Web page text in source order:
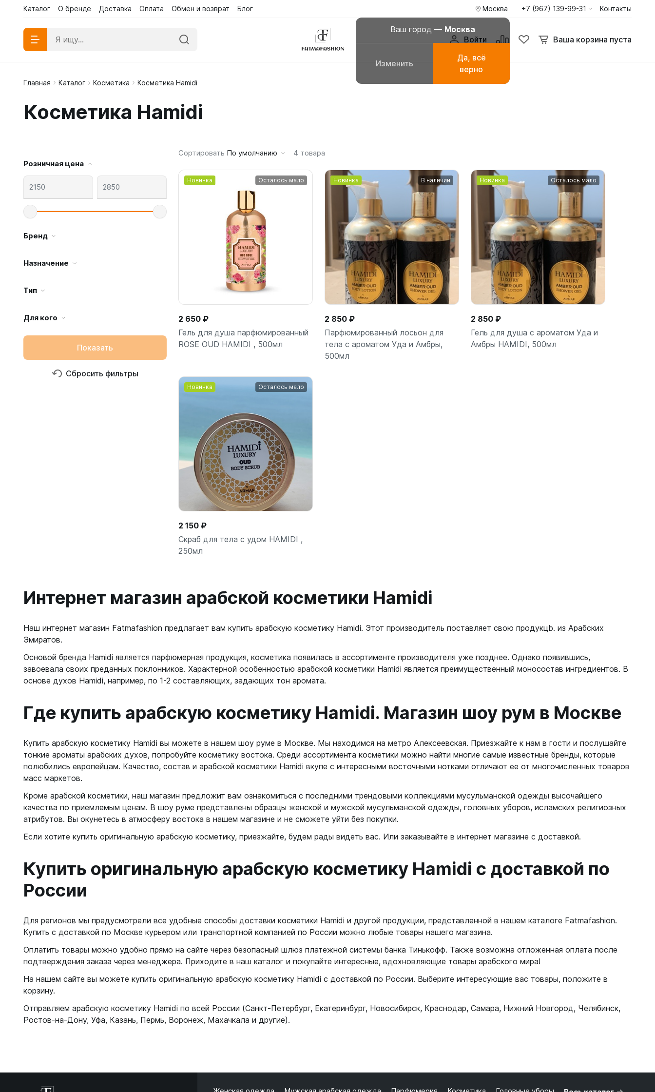
Поиск Сравнение Избранное
Каталог О бренде Доставка Оплата Обмен и возврат Блог Москва
Ваш город — Москва
Изменить
Да, всё
верно
+7 (967) 139-99-31 Контакты
Войти Ваша корзина пуста
Абаи эксклюзивные платья
Абаи мусульманские платья
Платья для молитвы, намаза
Буркини мусульманские
Главная Каталог Косметика Косметика Hamidi
Косметика Hamidi
Розничная цена
Бренд
Назначение
Тип
Для кого
Показать
Сбросить фильтры
Сортировать По умолчанию 4 товара
Новинка Осталось мало
шт В корзину
2 650 ₽
Гель для душа парфюмированный
ROSE OUD HAMIDI , 500мл
Новинка В наличии
2 850 ₽
Парфюмированный лосьон для
тела с ароматом Уда и Амбры,
500мл
Новинка Осталось мало
2 850 ₽
Гель для душа с ароматом Уда и
Амбры HAMIDI, 500мл
Новинка Осталось мало
шт В корзину
2 150 ₽
Скраб для тела с удом HAMIDI ,
250мл
Интернет магазин арабской косметики Hamidi
Наш интернет магазин Fatmafashion предлагает вам купить арабскую косметику Hamidi. Этот производитель поставляет свою продукцb. из Арабских
Эмиратов.
Основой бренда Hamidi является парфюмерная продукция, косметика появилась в ассортименте производителя уже позднее. Однако появившись,
завоевала своих преданных поклонников. Характерной особенностью арабской косметики Hamidi является преимущественный моносостав ингредиентов. В
основе духов Hamidi, например, по 1-2 составляющих, задающих тон аромата.
Где купить арабскую косметику Hamidi. Магазин шоу рум в Москве
Купить арабскую косметику Hamidi вы можете в нашем шоу руме в Москве. Мы находимся на метро Алексеевская. Приезжайте к нам в гости и послушайте
тонкие ароматы арабских духов, попробуйте косметику востока. Среди ассортимента косметики можно найти многие самые известные бренды, которые
полюбились европейцам. Качество, состав и арабской косметики Hamidi вкупе с интересными восточными нотками отличают ее от многочисленных товаров
масс маркетов.
Кроме арабской косметики, наш магазин предложит вам ознакомиться с последними трендовыми коллекциями мусульманской одежды высочайшего
качества по приемлемым ценам. В шоу руме представлены образцы женской и мужской мусульманской одежды, головных уборов, исламских религиозных
атрибутов. Вы окунетесь в атмосферу востока в нашем магазине и не сможете уйти без покупки.
Если хотите купить оригинальную арабскую косметику, приезжайте, будем рады видеть вас. Или заказывайте в интернет магазине с доставкой.
Купить оригинальную арабскую косметику Hamidi с доставкой по
России
Для регионов мы предусмотрели все удобные способы доставки косметики Hamidi и другой продукции, представленной в нашем каталоге Fatmafashion.
Купить с доставкой по Москве курьером или транспортной компанией по России можно любые товары нашего магазина.
Оплатить товары можно удобно прямо на сайте через безопасный шлюз платежной системы банка Тинькофф. Также возможна отложенная оплата после
подтверждения заказа через менеджера. Приходите в наш каталог и покупайте интересные, вдохновляющие товары арабского мира!
На нашем сайте вы можете купить оригинальную арабскую косметику Hamidi с доставкой по России. Выберите интересующие вас товары, положите в
корзину.
Отправляем арабскую косметику Hamidi по всей России (Санкт-Петербург, Екатеринбург, Новосибирск, Краснодар, Самара, Нижний Новгород, Челябинск,
Ростов-на-Дону, Уфа, Казань, Пермь, Воронеж, Махачкала и другие).